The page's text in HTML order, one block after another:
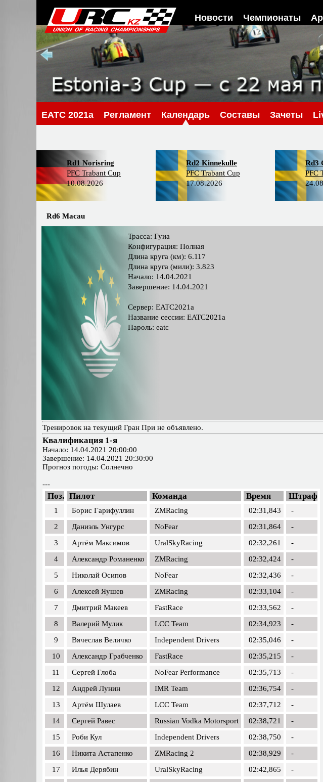
Новости Чемпионаты
EATC 2021a Регламент Календарь Составы Зачеты
Rd1 Norisring
PFC Trabant Cup
10.08.2026
Rd2 Kinnekulle
PFC Trabant Cup
17.08.2026
Rd3
PFC
Rd6 Macau
Трасса: Гуиа
Конфигурация: Полная
Длина круга (км): 6.117
Длина круга (мили): 3.823
Начало: 14.04.2021
Завершение: 14.04.2021
Сервер: EATC2021a
Название сессии: EATC2021a
Пароль: eatc
Тренировок на текущий Гран При не объявлено.
Квалификация 1-я
Начало: 14.04.2021 20:00:00
Завершение: 14.04.2021 20:30:00
Прогноз погоды: Солнечно
---
Поз. Пилот Команда Время Штраф
1 Борис Гарифуллин ZMRacing 02:31,843
-
2
Даниэль Унгурс NoFear 02:31,864
-
3
Артём Максимов UralSkyRacing 02:32,261
-
4
Александр Романенко ZMRacing 02:32,424
-
5
Николай Осипов NoFear 02:32,436
-
6
Алексей Яушев ZMRacing 02:33,104
-
7
Дмитрий Макеев FastRace 02:33,562
-
8
Валерий Мулик LCC Team 02:34,923
-
9
Вячеслав Величко Independent Drivers 02:35,046
-
10
Александр Грабченко FastRace 02:35,215
-
11
Сергей Глоба NoFear Performance 02:35,713
-
12
Андрей Лунин IMR Team 02:36,754
-
13
Артём Шулаев LCC Team 02:37,712
-
14
Сергей Равес Russian Vodka Motorsport 02:38,721
-
15
Роби Кул Independent Drivers 02:38,750
-
16
Никита Астапенко ZMRacing 2 02:38,929
-
17
Илья Дерябин UralSkyRacing 02:42,865
-